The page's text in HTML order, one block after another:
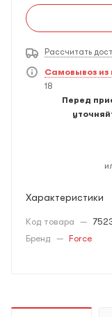
Рассчитать
Самовывоз из
18
Перед
Характеристики
Код товара —
Бренд — Force